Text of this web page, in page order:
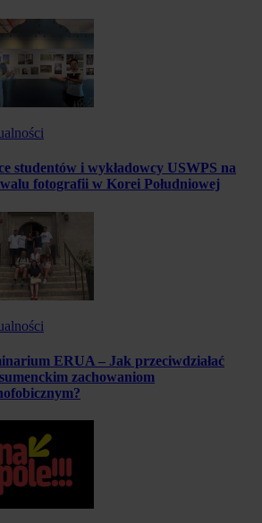
studentów i wykładowcy USWPS na
fotografii w Korei Południowej
ERUA – Jak przeciwdziałać
zachowaniom